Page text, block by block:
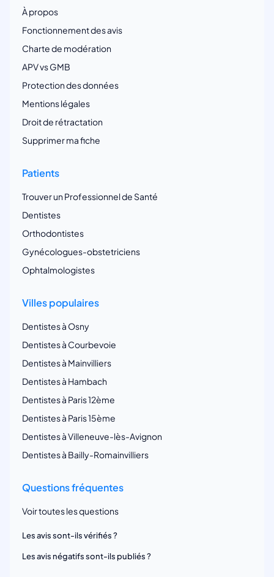
À propos
Fonctionnement des avis
Charte de modération
APV vs GMB
Protection des données
Mentions légales
Droit de rétractation
Supprimer ma fiche
Patients
Trouver un Professionnel de Santé
Dentistes
Orthodontistes
Gynécologues-obstetriciens
Ophtalmologistes
Villes populaires
Dentistes à Osny
Dentistes à Courbevoie
Dentistes à Mainvilliers
Dentistes à Hambach
Dentistes à Paris 12ème
Dentistes à Paris 15ème
Dentistes à Villeneuve-lès-Avignon
Dentistes à Bailly-Romainvilliers
Questions fréquentes
Voir toutes les questions
Les avis sont-ils vérifiés ?
Les avis négatifs sont-ils publiés ?